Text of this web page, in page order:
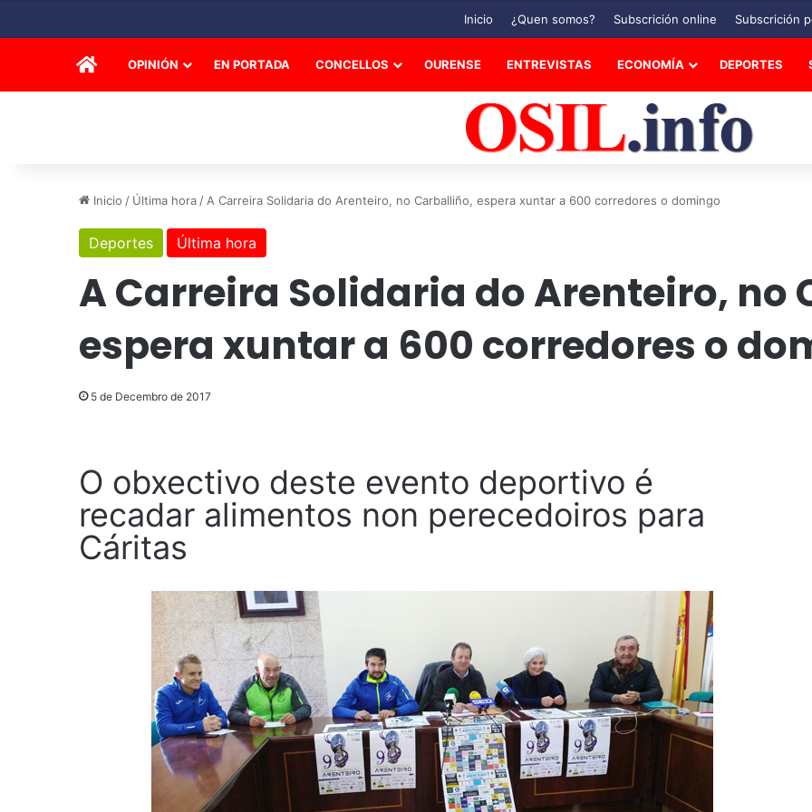
Inicio ¿Quen somos? Subscrición online Subscrición
INICIOOPINIÓN EN PORTADA CONCELLOS OURENSE ENTREVISTAS ECONOMÍA DEPORTES
Inicio / Última hora / A Carreira Solidaria do Arenteiro, no Carballiño, espera xuntar a 600 corredores o domingo
Deportes Última hora
A Carreira Solidaria do Arenteiro, no
espera xuntar a 600 corredores o
5 de Decembro de 2017
O obxectivo deste evento deportivo é
recadar alimentos non perecedoiros para
Cáritas